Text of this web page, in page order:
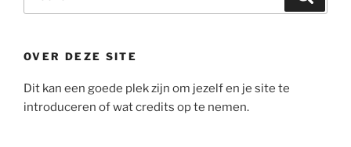
naar:
OVER DEZE SITE
Dit kan een goede plek zijn om jezelf en je site te
introduceren of wat credits op te nemen.